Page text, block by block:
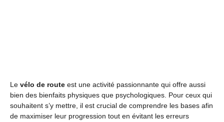
Le vélo de route est une activité passionnante qui offre aussi
bien des bienfaits physiques que psychologiques. Pour ceux qui
souhaitent s’y mettre, il est crucial de comprendre les bases afin
de maximiser leur progression tout en évitant les erreurs